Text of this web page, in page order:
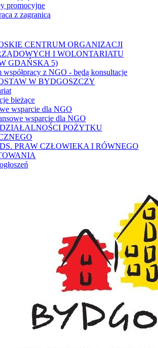
promocyjne
z zagranicą
CENTRUM ORGANIZACJI
I WOLONTARIATU
GDAŃSKA 5)
współpracy z NGO - będą konsultacje
W BYDGOSZCZY
bieżące
wsparcie dla NGO
wsparcie dla NGO
POŻYTKU
PRAW CZŁOWIEKA I RÓWNEGO